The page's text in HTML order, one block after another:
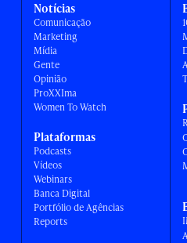
Notícias
Comunicação
Marketing
Mídia
Gente
Opinião
ProXXIma
Women To Watch
Plataformas
Podcasts
Vídeos
Webinars
Banca Digital
Portfólio de Agências
Reports